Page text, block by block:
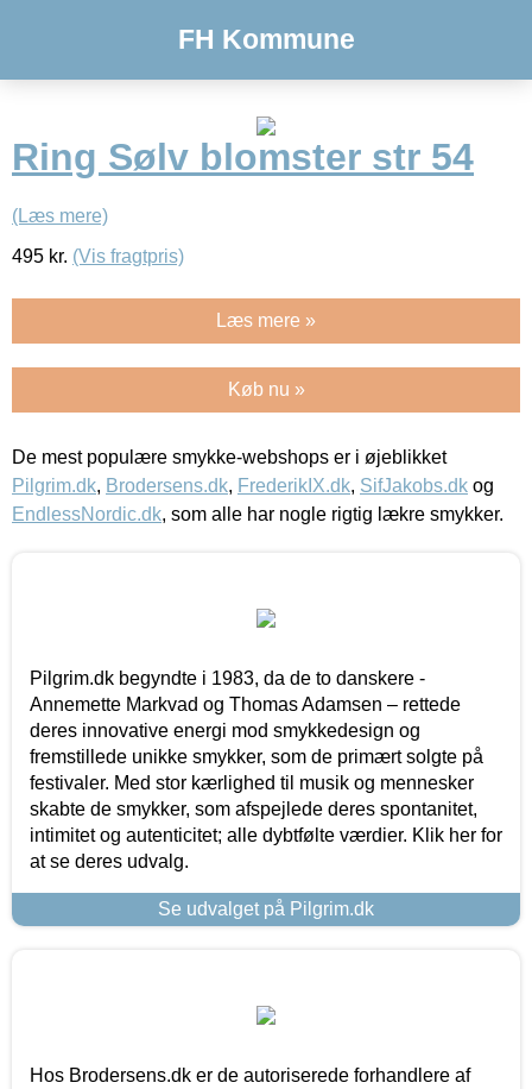
FH Kommune
Ring Sølv blomster str 54
(Læs mere)
495 kr. (Vis fragtpris)
Læs mere »
Køb nu »
De mest populære smykke-webshops er i øjeblikket
Pilgrim.dk, Brodersens.dk, FrederikIX.dk, SifJakobs.dk og
EndlessNordic.dk, som alle har nogle rigtig lækre smykker.
Pilgrim.dk begyndte i 1983, da de to danskere -
Annemette Markvad og Thomas Adamsen – rettede
deres innovative energi mod smykkedesign og
fremstillede unikke smykker, som de primært solgte på
festivaler. Med stor kærlighed til musik og mennesker
skabte de smykker, som afspejlede deres spontanitet,
intimitet og autenticitet; alle dybtfølte værdier. Klik her for
at se deres udvalg.
Se udvalget på Pilgrim.dk
Hos Brodersens.dk er de autoriserede forhandlere af